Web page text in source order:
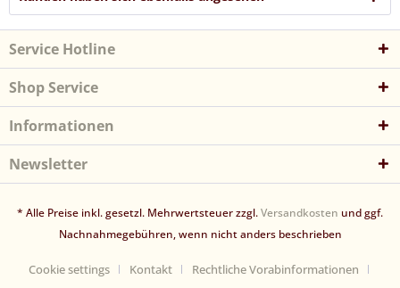
Service Hotline
Shop Service
Informationen
Newsletter
* Alle Preise inkl. gesetzl. Mehrwertsteuer zzgl.Versandkosten und ggf.
Nachnahmegebühren, wenn nicht anders beschrieben
Cookie settings Kontakt Rechtliche Vorabinformationen